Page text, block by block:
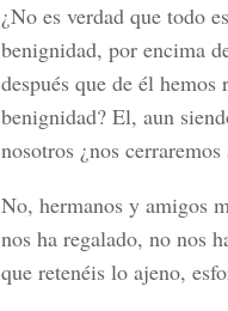
¿No es verdad que todo
benignidad, por encima
después que de él
benignidad? El, aun
nosotros ¿nos
No, hermanos y amigos
nos ha regalado, no nos
que retenéis lo ajeno,